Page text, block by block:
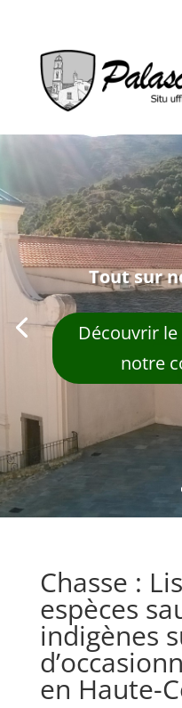
Tout sur
Découvrir
notre
Chasse :
espèces
indigènes
en Haute-